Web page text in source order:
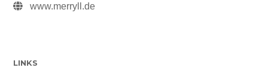
www.merryll.de
LINKS